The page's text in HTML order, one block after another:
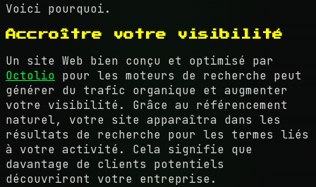
Voici pourquoi.
Accroître votre visibilité
Un site Web bien conçu et optimisé par
Octolio pour les moteurs de recherche peut
générer du trafic organique et augmenter
votre visibilité. Grâce au référencement
naturel, votre site apparaîtra dans les
résultats de recherche pour les termes liés
à votre activité. Cela signifie que
davantage de clients potentiels
découvriront votre entreprise.